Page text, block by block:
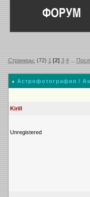
ФОРУМ
Страницы: (72) 1 [2] 3 4...
Астрофотография /
Kirill
Unregistered